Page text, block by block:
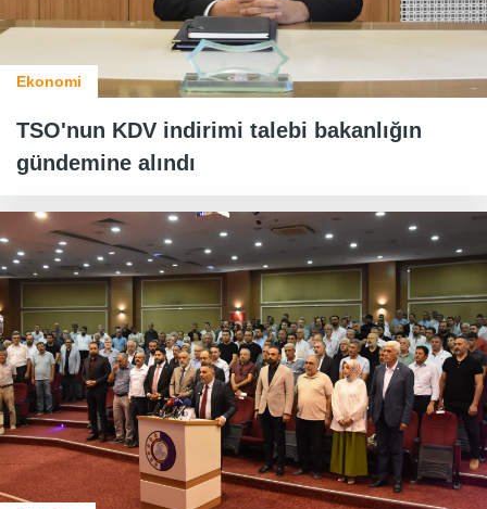
Ekonomi
TSO'nun KDV indirimi talebi bakanlığın
gündemine alındı